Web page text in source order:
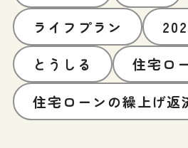
ライフプラン
とうしる
住宅ロ
住宅ローンの繰上げ返